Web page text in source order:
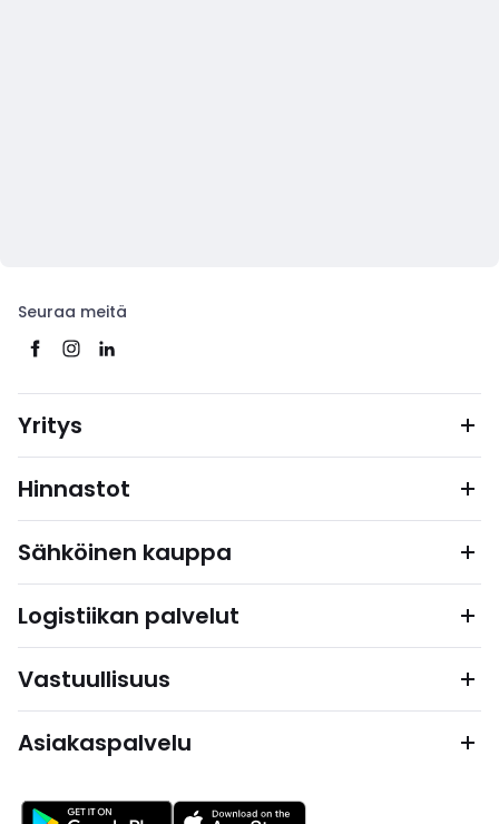
Seuraa meitä
Yritys
Hinnastot
Sähköinen kauppa
Logistiikan palvelut
Vastuullisuus
Asiakaspalvelu